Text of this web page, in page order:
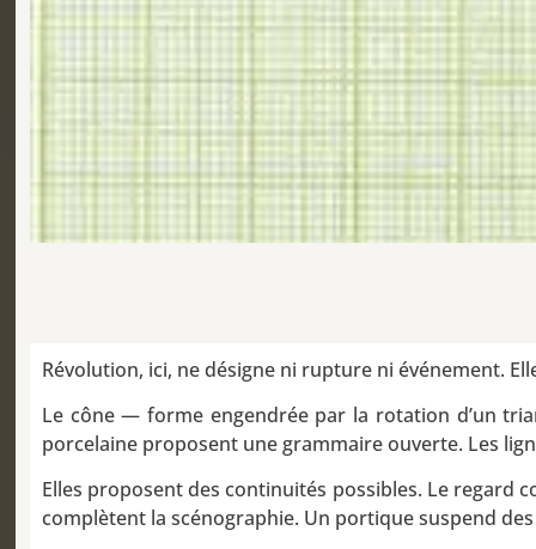
Révolution, ici, ne désigne ni rupture ni événement.
Le cône — forme engendrée par la rotation d’un
porcelaine proposent une grammaire ouverte. Les
Elles proposent des continuités possibles. Le regard
complètent la scénographie. Un portique suspend